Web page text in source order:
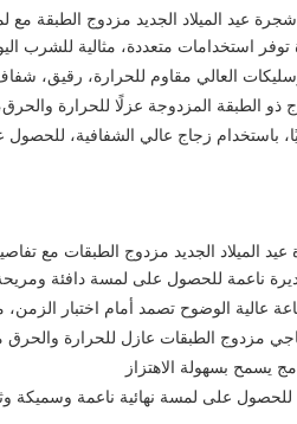
عيد الميلاد الجديد مزدوج الطبقة مع
الميلاد الجديد مزدوج الطبقات مع